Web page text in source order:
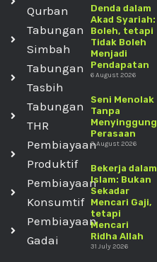
Qurban
Tabungan
Simbah
Tabungan
Tasbih
Tabungan
THR
Pembiayaan
Produktif
Pembiayaan
Konsumtif
Pembiayaan
Gadai
Denda dalam
Akad Syariah:
Boleh, tetapi
Tidak Boleh
Menjadi
Pendapatan
6 August 2026
Seni Menolak
Tanpa
Menyinggung
Perasaan
3 August 2026
Bekerja dalam
Islam: Bukan
Sekadar
Mencari Gaji,
tetapi
Mencari
Ridha Allah
31 July 2026